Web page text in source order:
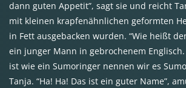
dann guten Appetit”, sagt sie und reicht
mit kleinen krapfenähnlichen geformten
in Fett ausgebacken wurden. “Wie heißt
ein junger Mann in gebrochenem Englisch.
ist wie ein Sumoringer nennen wir es
Tanja. “Ha! Ha! Das ist ein guter Name”,